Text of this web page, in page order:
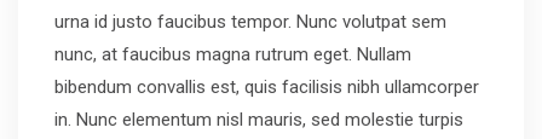
urna id justo faucibus tempor. Nunc volutpat sem
nunc, at faucibus magna rutrum eget. Nullam
bibendum convallis est, quis facilisis nibh ullamcorper
in. Nunc elementum nisl mauris, sed molestie turpis